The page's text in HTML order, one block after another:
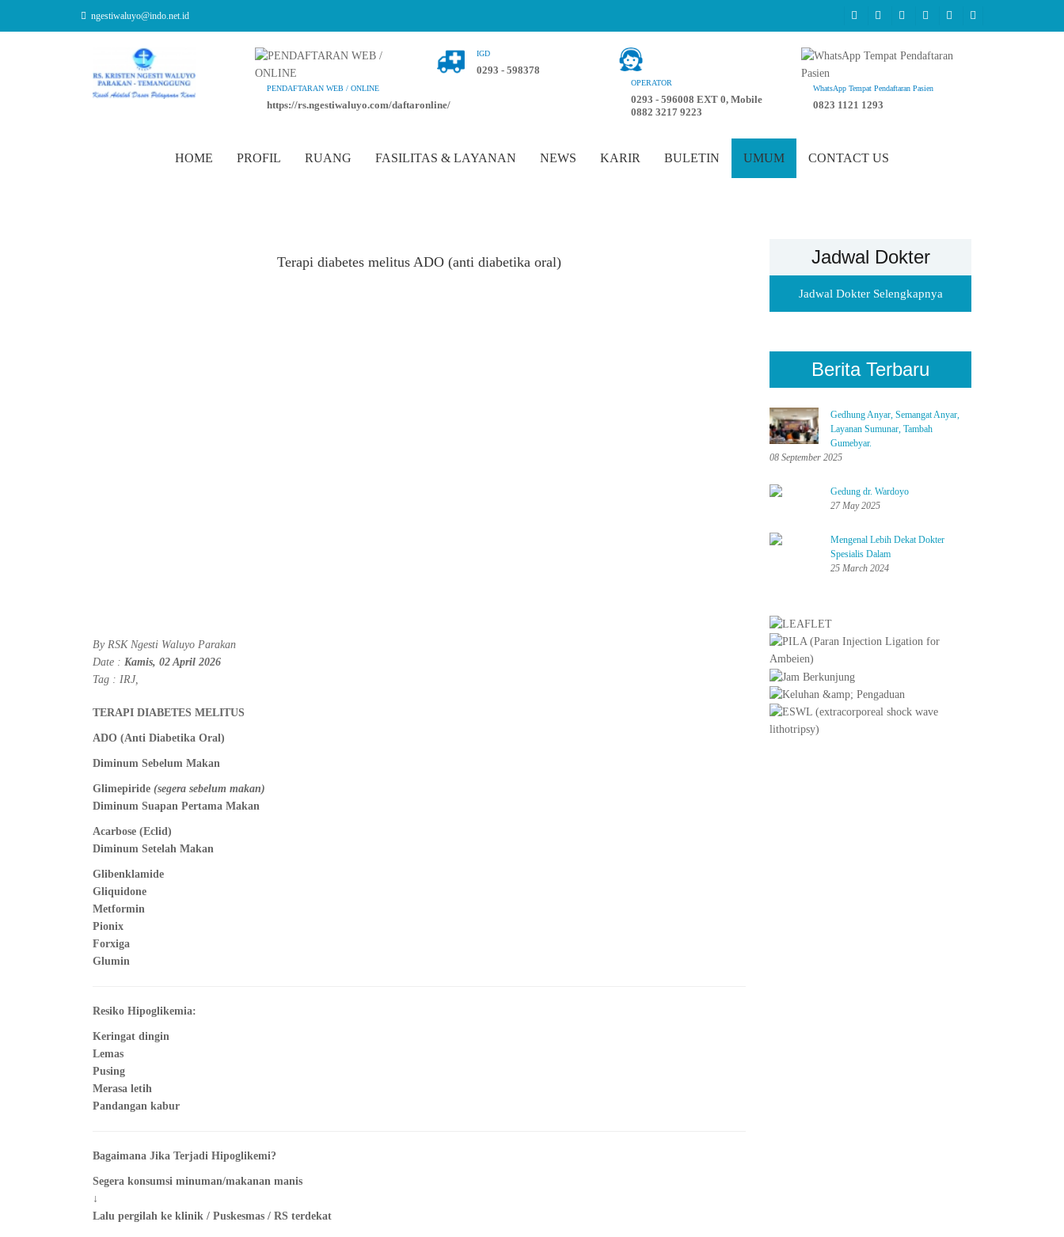
ngestiwaluyo@indo.net.id
PENDAFTARAN WEB / ONLINE
https://rs.ngestiwaluyo.com/daftaronline/
IGD
0293 - 598378
OPERATOR
0293 - 596008 EXT 0, Mobile
0882 3217 9223
WhatsApp Tempat Pendaftaran Pasien
0823 1121 1293
HOME PROFIL RUANG FASILITAS & LAYANAN NEWS KARIR BULETIN UMUM CONTACT US
Terapi diabetes melitus ADO (anti diabetika oral)
By RSK Ngesti Waluyo Parakan
Date : Kamis, 02 April 2026
Tag : IRJ,
TERAPI DIABETES MELITUS
ADO (Anti Diabetika Oral)
Diminum Sebelum Makan
Glimepiride (segera sebelum makan)
Diminum Suapan Pertama Makan
Acarbose (Eclid)
Diminum Setelah Makan
Glibenklamide
Gliquidone
Metformin
Pionix
Forxiga
Glumin
Resiko Hipoglikemia:
Keringat dingin
Lemas
Pusing
Merasa letih
Pandangan kabur
Bagaimana Jika Terjadi Hipoglikemi?
Segera konsumsi minuman/makanan manis
↓
Lalu pergilah ke klinik / Puskesmas / RS terdekat
Jadwal Dokter
Jadwal Dokter Selengkapnya
Berita Terbaru
Gedhung Anyar, Semangat Anyar,
Layanan Sumunar, Tambah
Gumebyar.
08 September 2025
Gedung dr. Wardoyo
27 May 2025
Mengenal Lebih Dekat Dokter
Spesialis Dalam
25 March 2024